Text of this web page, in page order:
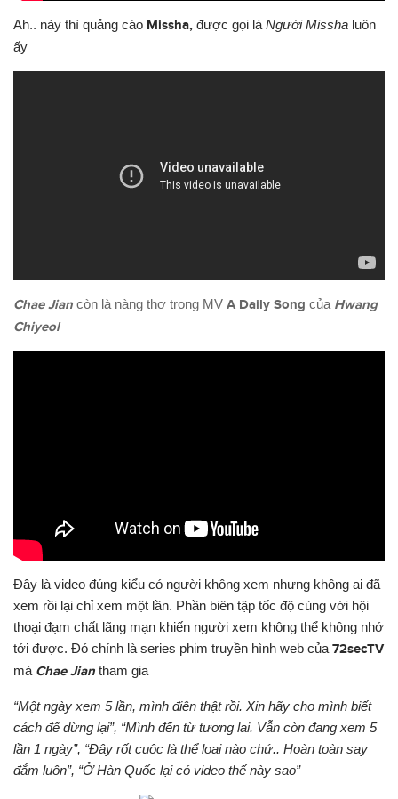
Ah.. này thì quảng cáo Missha, được gọi là Người Missha luôn
ấy
Chae Jian còn là nàng thơ trong MV A Daily Song của Hwang
Chiyeol
Đây là video đúng kiểu có người không xem nhưng không ai đã
xem rồi lại chỉ xem một lần. Phần biên tập tốc độ cùng với hội
thoại đạm chất lãng mạn khiến người xem không thể không nhớ
tới được. Đó chính là series phim truyền hình web của 72secTV
mà Chae Jian tham gia
“Một ngày xem 5 lần, mình điên thật rồi. Xin hãy cho mình biết
cách để dừng lại”, “Mình đến từtương lai. Vẫn còn đang xem 5
lần 1 ngày”, “Đây rốt cuộc là thể loại nào chứ.. Hoàn toàn say
đắm luôn”, “ỞHàn Quốc lại có video thế này sao”